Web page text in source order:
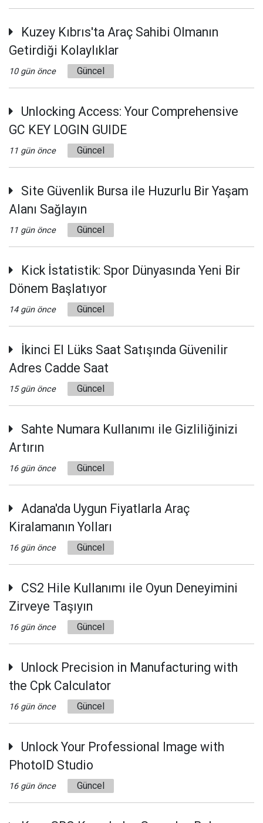
Kuzey Kıbrıs'ta Araç Sahibi Olmanın
Getirdiği Kolaylıklar
10 gün önce Güncel
Unlocking Access: Your Comprehensive
GC KEY LOGIN GUIDE
11 gün önce Güncel
Site Güvenlik Bursa ile Huzurlu Bir Yaşam
Alanı Sağlayın
11 gün önce Güncel
Kick İstatistik: Spor Dünyasında Yeni Bir
Dönem Başlatıyor
14 gün önce Güncel
İkinci El Lüks Saat Satışında Güvenilir
Adres Cadde Saat
15 gün önce Güncel
Sahte Numara Kullanımı ile Gizliliğinizi
Artırın
16 gün önce Güncel
Adana'da Uygun Fiyatlarla Araç
Kiralamanın Yolları
16 gün önce Güncel
CS2 Hile Kullanımı ile Oyun Deneyimini
Zirveye Taşıyın
16 gün önce Güncel
Unlock Precision in Manufacturing with
the Cpk Calculator
16 gün önce Güncel
Unlock Your Professional Image with
PhotoID Studio
16 gün önce Güncel